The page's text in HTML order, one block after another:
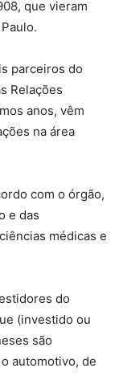
que vieram
parceiros do
Relações
anos, vêm
na área
com o órgão,
e das
médicas e
do
(investido ou
são
automotivo, de